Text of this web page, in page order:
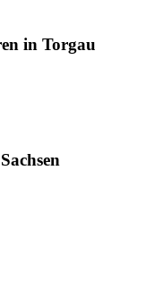
in Torgau